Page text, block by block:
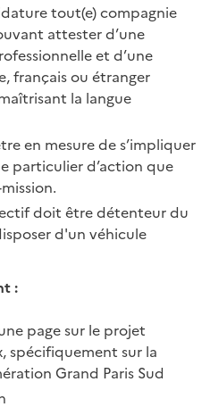
tout(e) compagnie
attester d’une
et d’une
français ou étranger
la langue
en mesure de s’impliquer
particulier d’action que
doit être détenteur du
d'un véhicule
:
page sur le projet
spécifiquement sur la
Grand Paris Sud